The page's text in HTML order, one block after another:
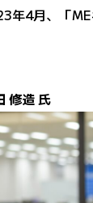
年4月、「ME
修造 氏